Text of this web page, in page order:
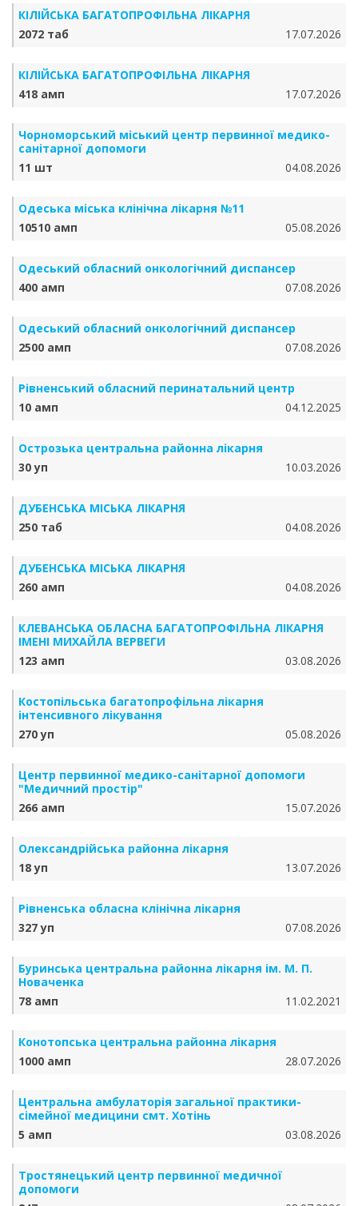
КІЛІЙСЬКА БАГАТОПРОФІЛЬНА ЛІКАРНЯ
2072 таб
17.07.2026
КІЛІЙСЬКА БАГАТОПРОФІЛЬНА ЛІКАРНЯ
418 амп
17.07.2026
Чорноморський міський центр первинної медико-
санітарної допомоги
11 шт
04.08.2026
Одеська міська клінічна лікарня №11
10510 амп
05.08.2026
Одеський обласний онкологічний диспансер
400 амп
07.08.2026
Одеський обласний онкологічний диспансер
2500 амп
07.08.2026
Рівненський обласний перинатальний центр
10 амп
04.12.2025
Острозька центральна районна лікарня
30 уп
10.03.2026
ДУБЕНСЬКА МІСЬКА ЛІКАРНЯ
250 таб
04.08.2026
ДУБЕНСЬКА МІСЬКА ЛІКАРНЯ
260 амп
04.08.2026
КЛЕВАНСЬКА ОБЛАСНА БАГАТОПРОФІЛЬНА ЛІКАРНЯ
ІМЕНІ МИХАЙЛА ВЕРВЕГИ
123 амп
03.08.2026
Костопільська багатопрофільна лікарня
інтенсивного лікування
270 уп
05.08.2026
Центр первинної медико-санітарної допомоги
"Медичний простір"
266 амп
15.07.2026
Олександрійська районна лікарня
18 уп
13.07.2026
Рівненська обласна клінічна лікарня
327 уп
07.08.2026
Буринська центральна районна лікарня ім. М. П.
Новаченка
78 амп
11.02.2021
Конотопська центральна районна лікарня
1000 амп
28.07.2026
Центральна амбулаторія загальної практики-
сімейної медицини смт. Хотінь
5 амп
03.08.2026
Тростянецький центр первинної медичної
допомоги